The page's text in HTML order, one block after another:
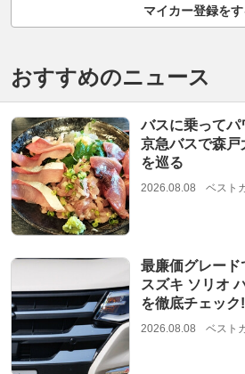
マイカー登録をす
おすすめのニュース
バスに乗って
京急バスで森
を巡る
2026.08.08 ベスト
最廉価グレー
スズキ ソリオ
を徹底チェック
2026.08.08 ベスト